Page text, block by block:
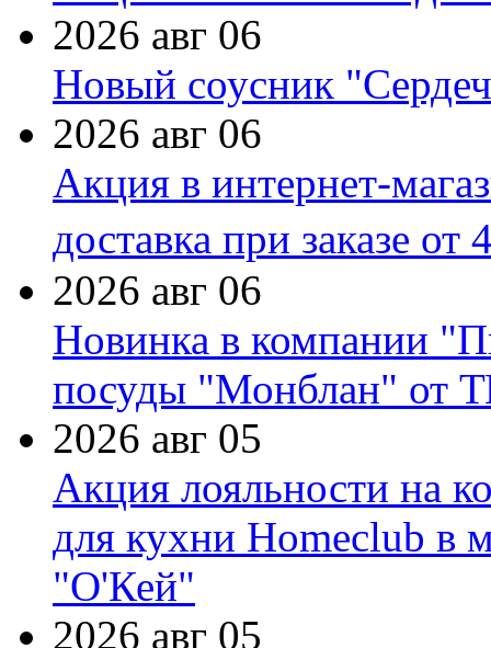
2026 авг 06
Новый соусник
2026 авг 06
Акция в интернет-
доставка при заказе от
2026 авг 06
Новинка в компании
посуды "Монблан" от
2026 авг 05
Акция лояльности на
для кухни Homeclub в
"О'Кей"
2026 авг 05